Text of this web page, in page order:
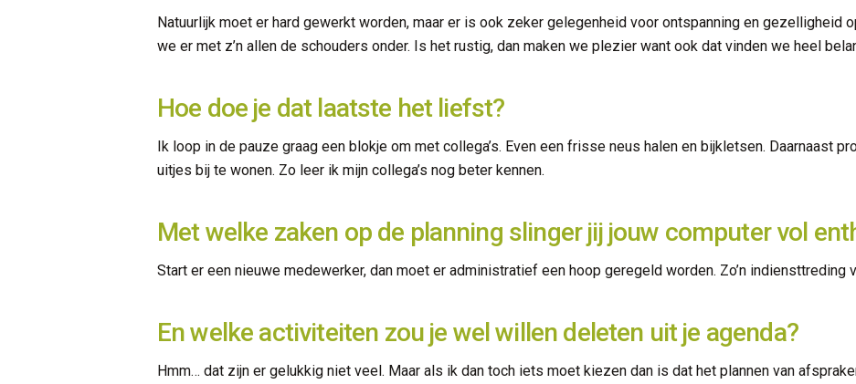
Natuurlijk moet er hard gewerkt worden, maar er is ook zeker gelegenheid voor ontspanning en gezelligheid
we er met z’n allen de schouders onder. Is het rustig, dan maken we plezier want ook dat vinden we heel
Hoe doe je dat laatste het liefst?
Ik loop in de pauze graag een blokje om met collega’s. Even een frisse neus halen en bijkletsen. Daarnaast
uitjes bij te wonen. Zo leer ik mijn collega’s nog beter kennen.
Met welke zaken op de planning slinger jij jouw computer vol
Start er een nieuwe medewerker, dan moet er administratief een hoop geregeld worden. Zo’n indiensttreding
En welke activiteiten zou je wel willen deleten uit je agenda?
Hmm… dat zijn er gelukkig niet veel. Maar als ik dan toch iets moet kiezen dan is dat het plannen van